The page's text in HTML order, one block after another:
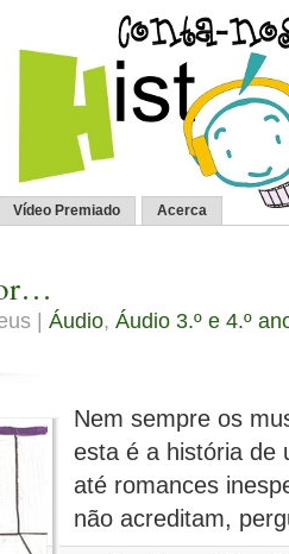
Vídeo Premiado Acerca
| Áudio, Áudio 3.º e 4.º
Nem sempre os
esta é a história de
até romances
não acreditam,